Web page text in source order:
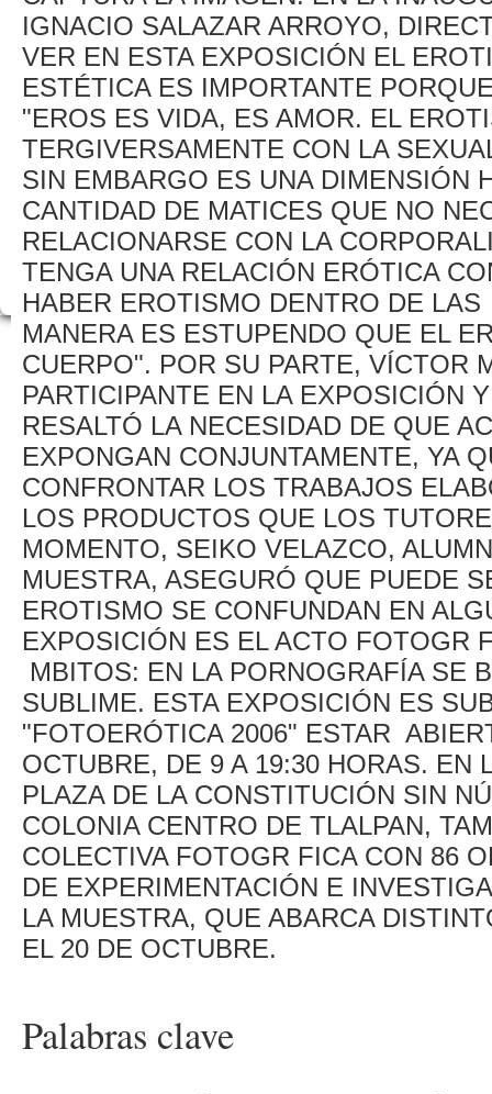
IGNACIO SALAZAR ARROYO,
VER EN ESTA EXPOSICIÓN EL
ESTÉTICA ES IMPORTANTE
"EROS ES VIDA, ES AMOR. EL
TERGIVERSAMENTE CON LA
SIN EMBARGO ES UNA DIMENSIÓN
CANTIDAD DE MATICES QUE NO
RELACIONARSE CON LA
TENGA UNA RELACIÓN ERÓTICA
HABER EROTISMO DENTRO DE
MANERA ES ESTUPENDO QUE EL
CUERPO". POR SU PARTE, VÍCTOR
PARTICIPANTE EN LA EXPOSICIÓN
RESALTÓ LA NECESIDAD DE QUE
EXPONGAN CONJUNTAMENTE, YA
CONFRONTAR LOS TRABAJOS
LOS PRODUCTOS QUE LOS
MOMENTO, SEIKO VELAZCO,
MUESTRA, ASEGURÓ QUE PUEDE
EROTISMO SE CONFUNDAN EN
EXPOSICIÓN ES EL ACTO FOTOGR
MBITOS: EN LA PORNOGRAFÍA SE
SUBLIME. ESTA EXPOSICIÓN ES
"FOTOERÓTICA 2006" ESTAR
OCTUBRE, DE 9 A 19:30 HORAS. EN
PLAZA DE LA CONSTITUCIÓN SIN
COLONIA CENTRO DE TLALPAN,
COLECTIVA FOTOGR FICA CON 86
DE EXPERIMENTACIÓN E
LA MUESTRA, QUE ABARCA
EL 20 DE OCTUBRE.
Palabras clave